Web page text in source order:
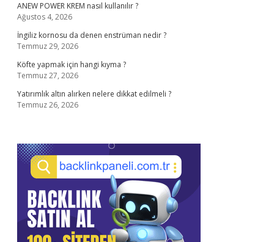
ANEW POWER KREM nasıl kullanılır ?
Ağustos 4, 2026
İngiliz kornosu da denen enstrüman nedir ?
Temmuz 29, 2026
Köfte yapmak için hangi kıyma ?
Temmuz 27, 2026
Yatırımlık altın alırken nelere dikkat edilmeli ?
Temmuz 26, 2026